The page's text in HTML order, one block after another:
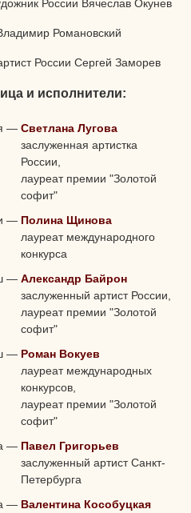
России Вячеслав Окунев
Романовский
России Сергей Заморев
и исполнители:
— Светлана Лугова
заслуженная артистка
России,
лауреат премии "Золотой
софит"
— Полина Щинова
лауреат международного
конкурса
— Александр Байрон
заслуженный артист России,
лауреат премии "Золотой
софит"
— Роман Вокуев
лауреат международных
конкурсов,
лауреат премии "Золотой
софит"
— Павел Григорьев
заслуженный артист Санкт-
Петербурга
— Валентина Кособуцкая